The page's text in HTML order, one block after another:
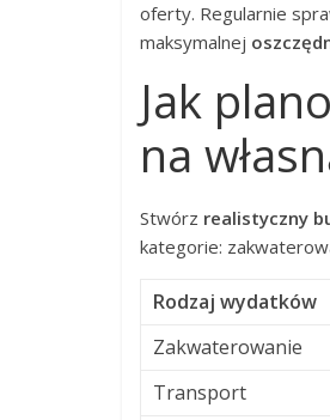
oferty. Regularnie
maksymalnej
Jak
na
Stwórz realistyczny
kategorie:
Rodzaj wydatków
Zakwaterowanie
Transport